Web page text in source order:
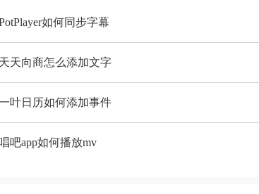
如何同步字幕
天天向商怎么添加文字
叶日历如何添加事件
唱吧app如何播放mv